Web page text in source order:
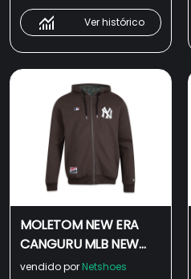
Ver histórico
MOLETOM NEW ERA
CANGURU MLB NEW
YORK YANKEES
vendido por Netshoes